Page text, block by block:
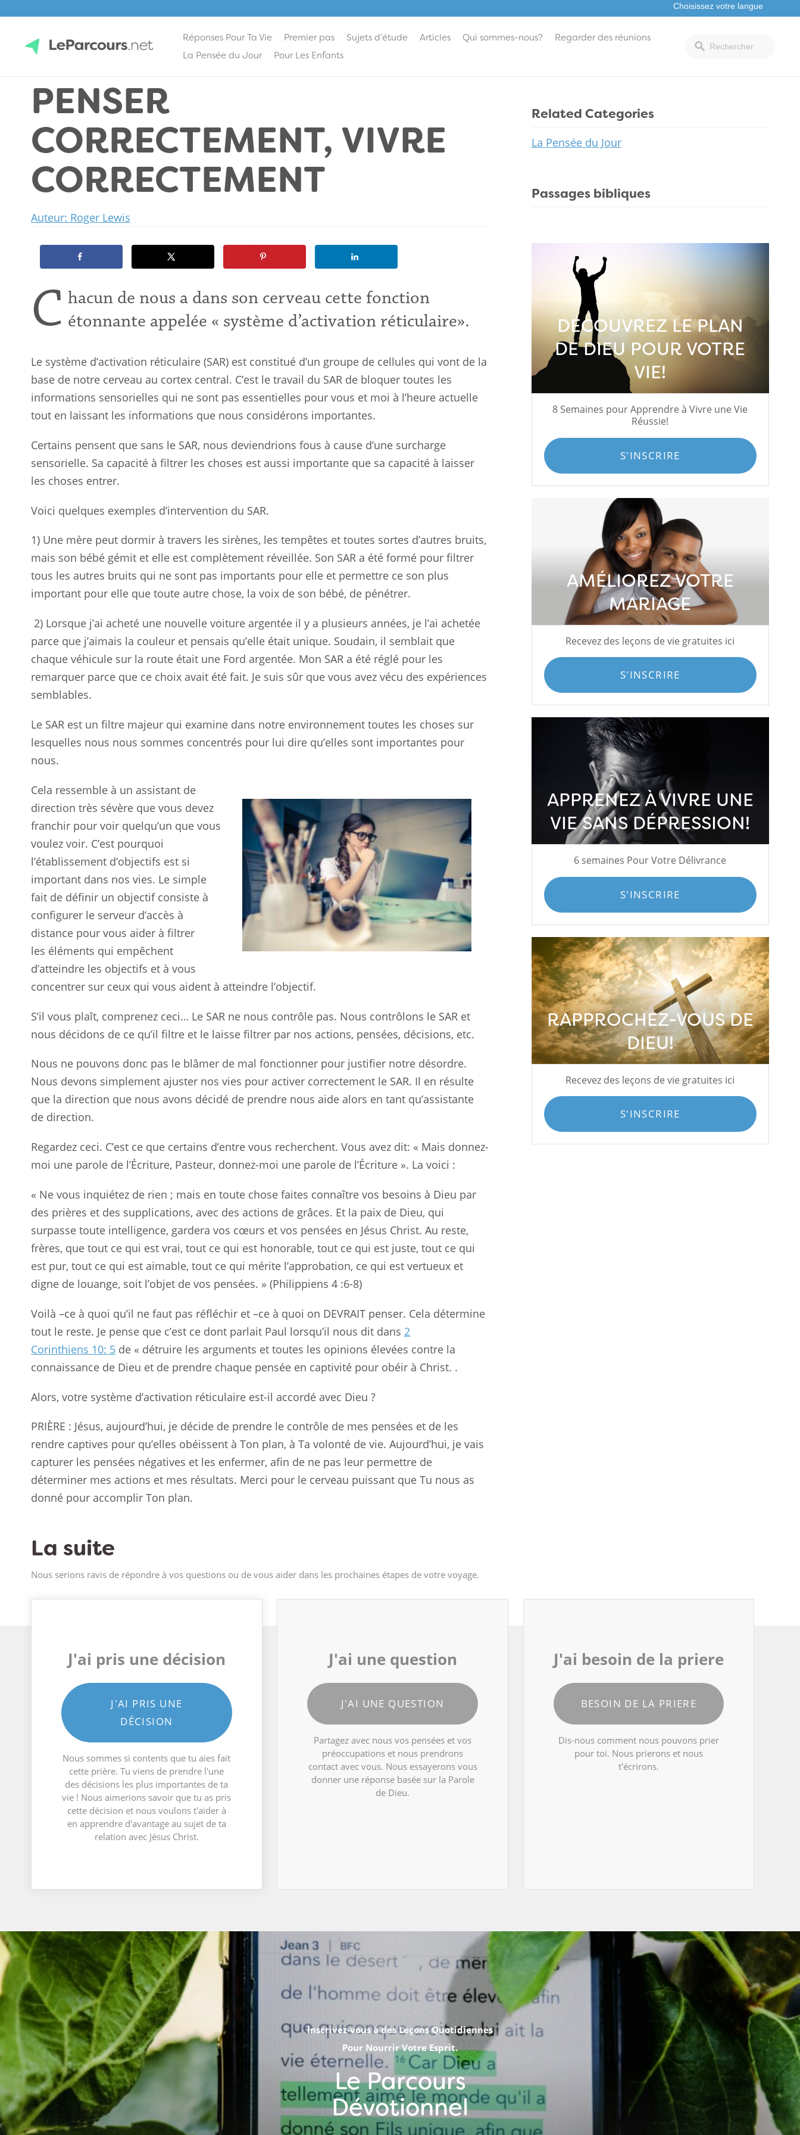
contentLeParcours.net
Réponses Pour Ta Vie Premier pas Sujets d’étude Articles Qui sommes-nous?
Regarder des réunions
La Pensée du Jour
Pour Les Enfants
PENSER
CORRECTEMENT, VIVRE
CORRECTEMENT
Auteur: Roger Lewis
C hacun de nous a dans son cerveau cette fonction
étonnante appelée « système d’activation réticulaire».
Le système d’activation réticulaire (SAR) est constitué d’un groupe de cellules qui vont de la
base de notre cerveau au cortex central. C’est le travail du SAR de bloquer toutes les
informations sensorielles qui ne sont pas essentielles pour vous et moi à l’heure actuelle
tout en laissant les informations que nous considérons importantes.
Certains pensent que sans le SAR, nous deviendrions fous à cause d’une surcharge
sensorielle. Sa capacité à filtrer les choses est aussi importante que sa capacité à laisser
les choses entrer.
Voici quelques exemples d’intervention du SAR.
1) Une mère peut dormir à travers les sirènes, les tempêtes et toutes sortes d’autres bruits,
mais son bébé gémit et elle est complètement réveillée. Son SAR a été formé pour filtrer
tous les autres bruits qui ne sont pas importants pour elle et permettre ce son plus
important pour elle que toute autre chose, la voix de son bébé, de pénétrer.
2) Lorsque j’ai acheté une nouvelle voiture argentée il y a plusieurs années, je l’ai achetée
parce que j’aimais la couleur et pensais qu’elle était unique. Soudain, il semblait que
chaque véhicule sur la route était une Ford argentée. Mon SAR a été réglé pour les
remarquer parce que ce choix avait été fait. Je suis sûr que vous avez vécu des expériences
semblables.
Le SAR est un filtre majeur qui examine dans notre environnement toutes les choses sur
lesquelles nous nous sommes concentrés pour lui dire qu’elles sont importantes pour
nous.
Cela ressemble à un assistant de
direction très sévère que vous devez
franchir pour voir quelqu’un que vous
voulez voir. C’est pourquoi
l’établissement d’objectifs est si
important dans nos vies. Le simple
fait de définir un objectif consiste à
configurer le serveur d’accès à
distance pour vous aider à filtrer
les éléments qui empêchent
d’atteindre les objectifs et à vous
concentrer sur ceux qui vous aident à atteindre l’objectif.
S’il vous plaît, comprenez ceci… Le SAR ne nous contrôle pas. Nous contrôlons le SAR et
nous décidons de ce qu’il filtre et le laisse filtrer par nos actions, pensées, décisions, etc.
Nous ne pouvons donc pas le blâmer de mal fonctionner pour justifier notre désordre.
Nous devons simplement ajuster nos vies pour activer correctement le SAR. Il en résulte
que la direction que nous avons décidé de prendre nous aide alors en tant qu’assistante
de direction.
Regardez ceci. C’est ce que certains d’entre vous recherchent. Vous avez dit: « Mais donnez-
moi une parole de l’Écriture, Pasteur, donnez-moi une parole de l’Écriture ». La voici :
« Ne vous inquiétez de rien ; mais en toute chose faites connaître vos besoins à Dieu par
des prières et des supplications, avec des actions de grâces. Et la paix de Dieu, qui
surpasse toute intelligence, gardera vos cœurs et vos pensées en Jésus Christ. Au reste,
frères, que tout ce qui est vrai, tout ce qui est honorable, tout ce qui est juste, tout ce qui
est pur, tout ce qui est aimable, tout ce qui mérite l’approbation, ce qui est vertueux et
digne de louange, soit l’objet de vos pensées. » (Philippiens 4 :6-8)
Voilà –ce à quoi qu’il ne faut pas réfléchir et –ce à quoi on DEVRAIT penser. Cela détermine
tout le reste. Je pense que c’est ce dont parlait Paul lorsqu’il nous dit dans 2
Corinthiens 10: 5 de « détruire les arguments et toutes les opinions élevées contre la
connaissance de Dieu et de prendre chaque pensée en captivité pour obéir à Christ. .
Alors, votre système d’activation réticulaire est-il accordé avec Dieu ?
PRIÈRE : Jésus, aujourd’hui, je décide de prendre le contrôle de mes pensées et de les
rendre captives pour qu’elles obéissent à Ton plan, à Ta volonté de vie. Aujourd’hui, je vais
capturer les pensées négatives et les enfermer, afin de ne pas leur permettre de
déterminer mes actions et mes résultats. Merci pour le cerveau puissant que Tu nous as
donné pour accomplir Ton plan.
Related Categories
La Pensée du Jour
Passages bibliques
DÉCOUVREZ LE PLAN
DE DIEU POUR VOTRE
VIE!
8 Semaines pour Apprendre à Vivre une Vie
Réussie!
S'INSCRIRE
AMÉLIOREZ VOTRE
MARIAGE
Recevez des leçons de vie gratuites ici
S'INSCRIRE
APPRENEZ À VIVRE UNE
VIE SANS DÉPRESSION!
6 semaines Pour Votre Délivrance
S'INSCRIRE
RAPPROCHEZ-VOUS DE
DIEU!
Recevez des leçons de vie gratuites ici
S'INSCRIRE
La suite
Nous serions ravis de répondre à vos questions ou de vous aider dans les prochaines étapes de votre voyage.
J'ai pris une décision
J'AI PRIS UNE
DÉCISION
Nous sommes si contents que tu aies fait
cette prière. Tu viens de prendre l'une
des décisions les plus importantes de ta
vie ! Nous aimerions savoir que tu as pris
cette décision et nous voulons t'aider à
en apprendre d'avantage au sujet de ta
relation avec Jésus Christ.
J'ai une question
J'AI UNE QUESTION
Partagez avec nous vos pensées et vos
préoccupations et nous prendrons
contact avec vous. Nous essayerons vous
donner une réponse basée sur la Parole
de Dieu.
J'ai besoin de la priere
BESOIN DE LA PRIERE
Dis-nous comment nous pouvons prier
pour toi. Nous prierons et nous
t'écrirons.
Inscrivez-vous à des Leçons Quotidiennes
Pour Nourrir Votre Esprit.
Le Parcours
Dévotionnel